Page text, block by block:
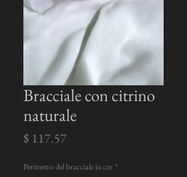
Bracciale con citrino
naturale
$ 117.57Prezzo
Perimetro del bracciale in cm *